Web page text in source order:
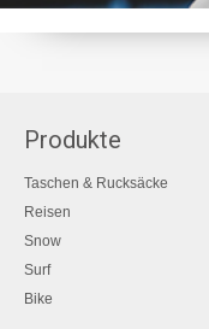
Produkte
Taschen & Rucksäcke
Reisen
Snow
Surf
Bike